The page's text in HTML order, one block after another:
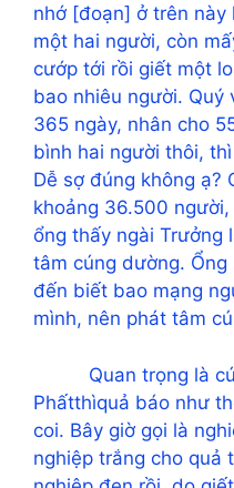
nhớ [đoạn] ở trên này
một hai người, còn
cướp tới rồi giết một
bao nhiêu người. Quý
365 ngày, nhân cho
bình hai người thôi,
Dễ sợ đúng không ạ?
khoảng 36.500
ổng thấy ngài Trưởng
tâm cúng dường.
đến biết bao mạng
mình, nên phát tâm
Quan trọng là
Phấtthìquả báo như
coi. Bây giờ gọi là
nghiệp trắng cho quả